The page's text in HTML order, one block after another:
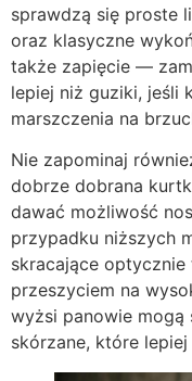
sprawdzą się proste
oraz klasyczne
także zapięcie —
lepiej niż guziki, jeśli
marszczenia na
Nie zapominaj
dobrze dobrana
dawać możliwość
przypadku niższych
skracające optycznie
przeszyciem na
wyżsi panowie mogą
skórzane, które